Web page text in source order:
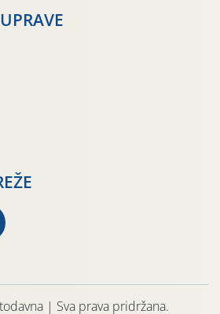
| Sva prava pridržana.